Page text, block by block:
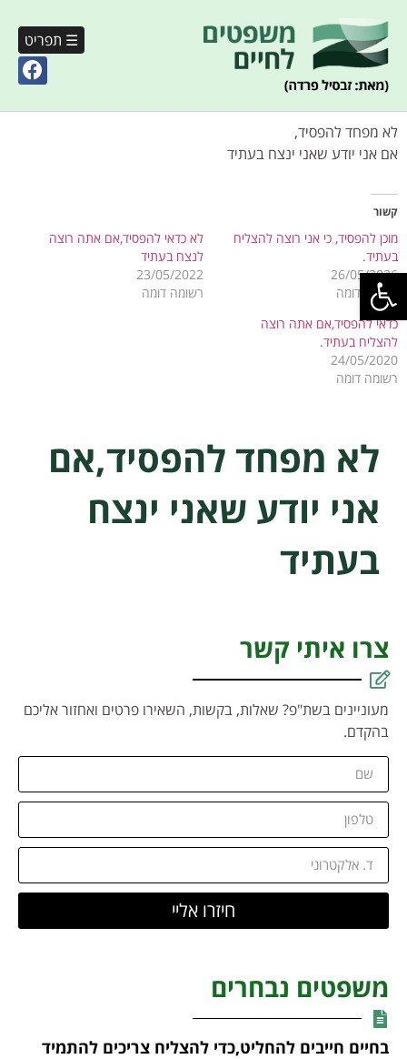
פתח סרגל נגישות
☰ תפריט
לא מפחד להפסיד,
אם אני יודע שאני ינצח בעתיד
קשור
מוכן להפסיד, כי אני רוצה להצליח
בעתיד.
26/05/2026
רשומה דומה
לא כדאי להפסיד,אם אתה רוצה
לנצח בעתיד
23/05/2022
רשומה דומה
כדאי להפסיד,אם אתה רוצה
להצליח בעתיד.
24/05/2020
רשומה דומה
לא מפחד להפסיד,אם
אני יודע שאני ינצח
בעתיד
צרו איתי קשר
מעוניינים בשת"פ? שאלות, בקשות, השאירו פרטים ואחזור אליכם
בהקדם.
חיזרו אליי
משפטים נבחרים
בחיים חייבים להחליט,כדי להצליח צריכים להתמיד